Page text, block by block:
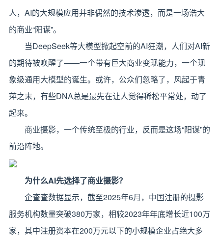
人，AI的大规模应用并非偶然的技术渗透，而是一场浩大
的商业“阳谋”。
当DeepSeek等大模型掀起空前的AI狂潮，人们对AI新
的期待被唤醒了——一个带有巨大商业变现能力，一个现
象级通用大模型的诞生。或许，公众们忽略了，风起于青
萍之末，有些DNA总是最先在让人觉得稀松平常处，动了
起来。
商业摄影，一个传统至极的行业，反而是这场“阳谋”的
前沿阵地。
为什么AI先选择了商业摄影？
企查查数据显示，截至2025年6月，中国注册的摄影
服务机构数量突破380万家，相较2023年年底增长近100万
家，其中注册资本在200万元以下的小规模企业占绝大多